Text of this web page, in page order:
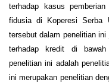
terhadap kasus
fidusia di Koperesi Serba
tersebut dalam penelitian
terhadap kredit di
penelitian ini adalah
ini merupakan penelitian